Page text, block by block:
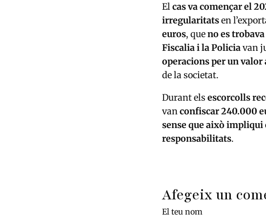
Elcas va començar el
irregularitatsen
euros, queno es
Fiscalia i la Policiavan
operacions per un
de la societat.
Durant els escorcolls
vanconfiscar 240.000
sense que això
responsabilitats.
Afegeix un
El teu nom